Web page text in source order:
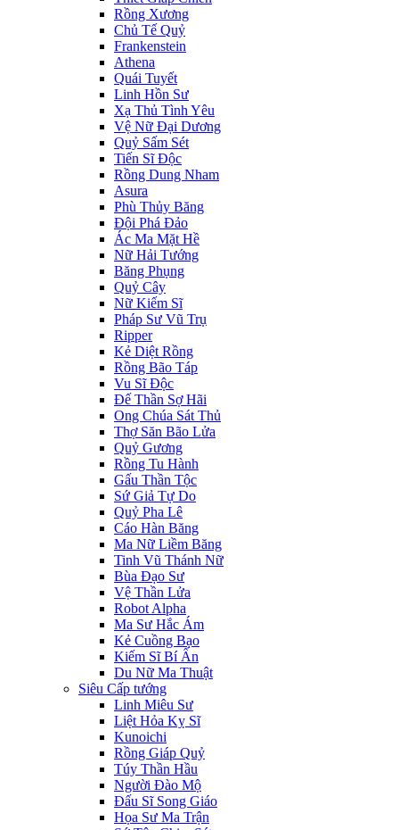
Rồng Xương
Chủ Tế Quỷ
Frankenstein
Athena
Quái Tuyết
Linh Hồn Sư
Xạ Thủ Tình Yêu
Vệ Nữ Đại Dương
Quỷ Sấm Sét
Tiến Sĩ Độc
Rồng Dung Nham
Asura
Phù Thủy Băng
Đội Phá Đảo
Ác Ma Mặt Hề
Nữ Hải Tướng
Băng Phụng
Quỷ Cây
Nữ Kiếm Sĩ
Pháp Sư Vũ Trụ
Ripper
Kẻ Diệt Rồng
Rồng Bão Táp
Vu Sĩ Độc
Đế Thần Sợ Hãi
Ong Chúa Sát Thủ
Thợ Săn Bão Lửa
Quỷ Gương
Rồng Tu Hành
Gấu Thần Tộc
Sứ Giả Tự Do
Quỷ Pha Lê
Cáo Hàn Băng
Ma Nữ Liềm Băng
Tinh Vũ Thánh Nữ
Bùa Đạo Sư
Vệ Thần Lửa
Robot Alpha
Ma Sư Hắc Ám
Kẻ Cuồng Bạo
Kiếm Sĩ Bí Ẩn
Du Nữ Ma Thuật
Siêu Cấp tướng
Linh Miêu Sư
Liệt Hỏa Kỵ Sĩ
Kunoichi
Rồng Giáp Quỷ
Túy Thần Hầu
Người Đào Mộ
Đấu Sĩ Song Giáo
Họa Sư Ma Trận